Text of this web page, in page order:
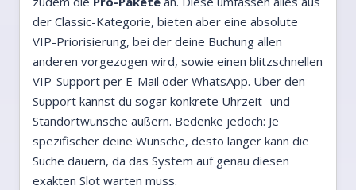
der Classic-Kategorie, bieten aber eine absolute
VIP-Priorisierung, bei der deine Buchung allen
anderen vorgezogen wird, sowie einen blitzschnellen
VIP-Support per E-Mail oder WhatsApp. Über den
Support kannst du sogar konkrete Uhrzeit- und
Standortwünsche äußern. Bedenke jedoch: Je
spezifischer deine Wünsche, desto länger kann die
Suche dauern, da das System auf genau diesen
exakten Slot warten muss.